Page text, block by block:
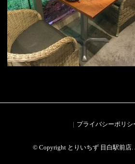
プライバシーポリシ
© Copyright とりいちず 目白駅前店.